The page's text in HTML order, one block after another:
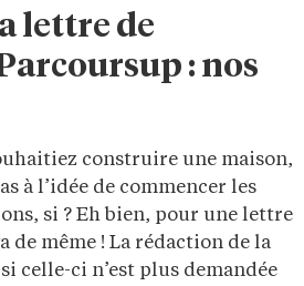
lettre de
: nos
construire une maison,
à l’idée de commencer les
si ? Eh bien, pour une lettre
de même ! La rédaction de la
celle-ci n’est plus demandée